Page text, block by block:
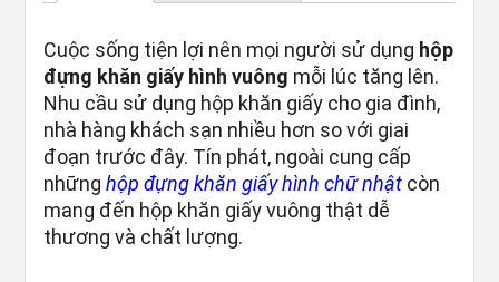
Cuộc sống tiện lợi nên mọi người sử dụng hộp
đựng khăn giấy hình vuông mỗi lúc tăng lên.
Nhu cầu sử dụng hộp khăn giấy cho gia đình,
nhà hàng khách sạn nhiều hơn so với giai
đoạn trước đây. Tín phát, ngoài cung cấp
nhữnghộp đựng khăn giấy hình chữ nhật còn
mang đến hộp khăn giấy vuông thật dễ
thương và chất lượng.